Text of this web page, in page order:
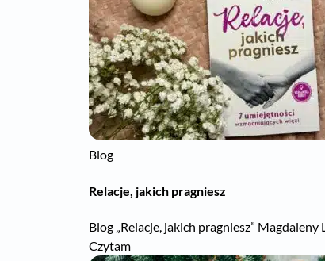
Blog
Relacje, jakich pragniesz
Blog „Relacje, jakich pragniesz”
Czytam